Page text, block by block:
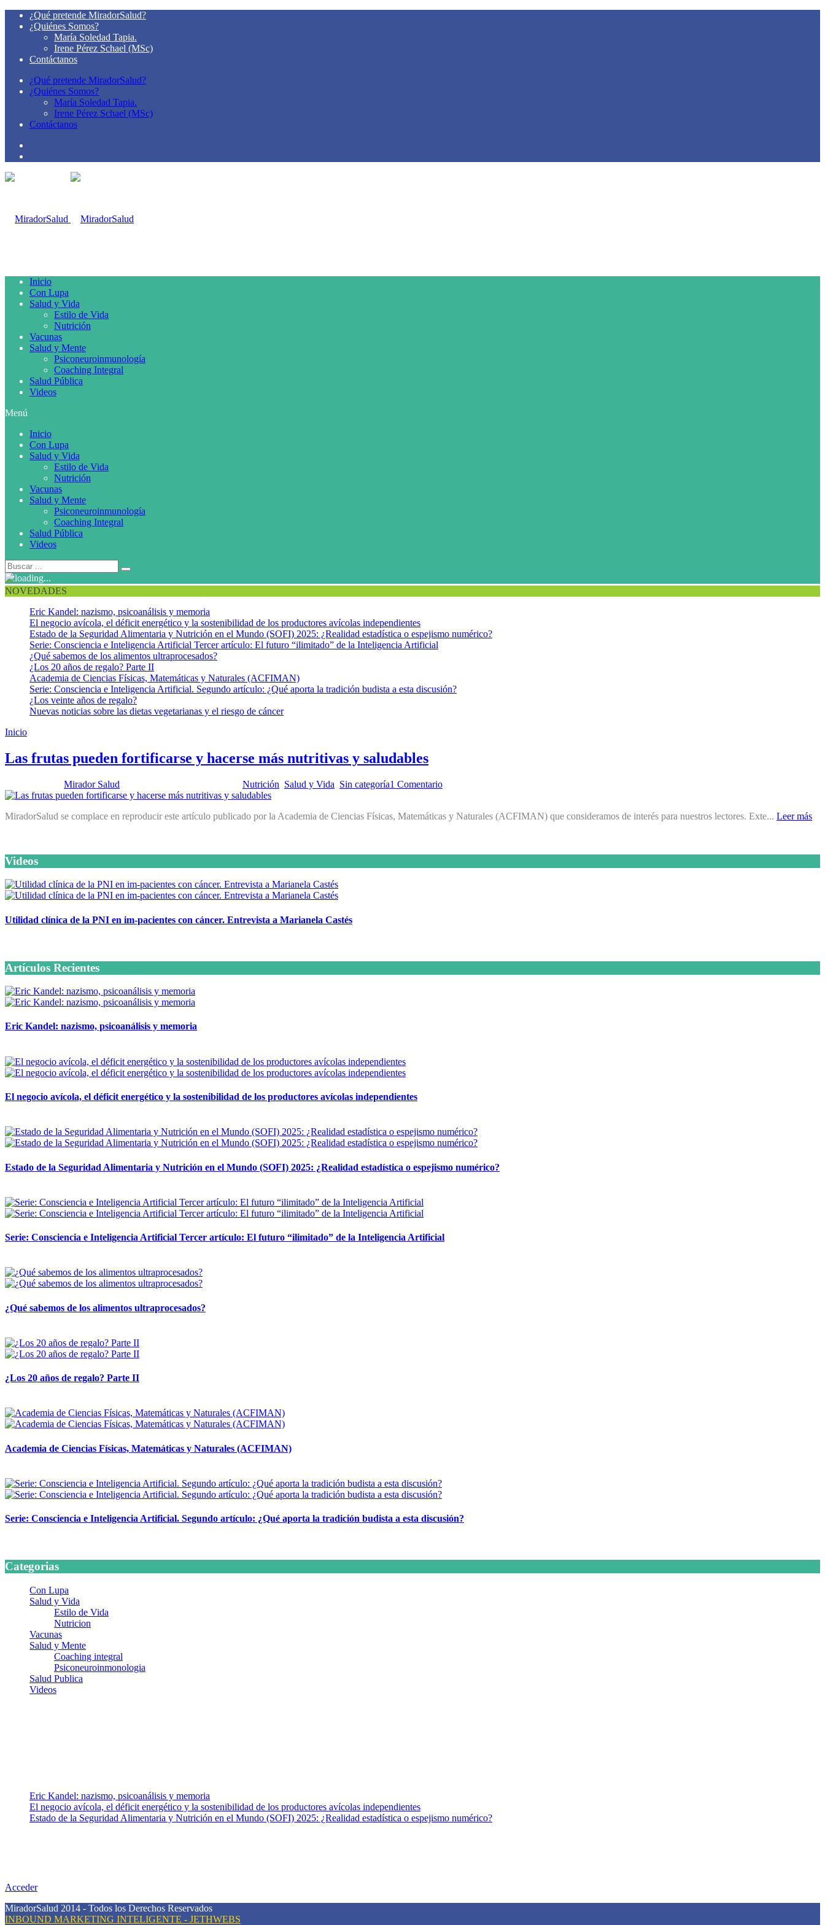
¿Qué pretende MiradorSalud?
¿Quiénes Somos?
María Soledad Tapia.
Irene Pérez Schael (MSc)
Contáctanos
¿Qué pretende MiradorSalud?
¿Quiénes Somos?
María Soledad Tapia.
Irene Pérez Schael (MSc)
Contáctanos
Inicio
Con Lupa
Salud y Vida
Estilo de Vida
Nutrición
Vacunas
Salud y Mente
Psiconeuroinmunología
Coaching Integral
Salud Pública
Videos
Menú
Inicio
Con Lupa
Salud y Vida
Estilo de Vida
Nutrición
Vacunas
Salud y Mente
Psiconeuroinmunología
Coaching Integral
Salud Pública
Videos
NOVEDADES
Eric Kandel: nazismo, psicoanálisis y memoria
El negocio avícola, el déficit energético y la sostenibilidad de los productores avícolas independientes
Estado de la Seguridad Alimentaria y Nutrición en el Mundo (SOFI) 2025: ¿Realidad estadística o espejismo numérico?
Serie: Consciencia e Inteligencia Artificial Tercer artículo: El futuro “ilimitado” de la Inteligencia Artificial
¿Qué sabemos de los alimentos ultraprocesados?
¿Los 20 años de regalo? Parte II
Academia de Ciencias Físicas, Matemáticas y Naturales (ACFIMAN)
Serie: Consciencia e Inteligencia Artificial. Segundo artículo: ¿Qué aporta la tradición budista a esta discusión?
¿Los veinte años de regalo?
Nuevas noticias sobre las dietas vegetarianas y el riesgo de cáncer
Inicio
Las frutas pueden fortificarse y hacerse más nutritivas y saludables
Mirador Salud Nutrición Salud y Vida Sin categoría1 Comentario
MiradorSalud se complace en reproducir este artículo publicado por la Academia de Ciencias Físicas, Matemáticas y Naturales (ACFIMAN) que consideramos de interés para nuestros lectores. Exte... Leer más
Videos
Utilidad clínica de la PNI en im-pacientes con cáncer. Entrevista a Marianela Castés
Artículos Recientes
Eric Kandel: nazismo, psicoanálisis y memoria
El negocio avícola, el déficit energético y la sostenibilidad de los productores avícolas independientes
Estado de la Seguridad Alimentaria y Nutrición en el Mundo (SOFI) 2025: ¿Realidad estadística o espejismo numérico?
Serie: Consciencia e Inteligencia Artificial Tercer artículo: El futuro “ilimitado” de la Inteligencia Artificial
¿Qué sabemos de los alimentos ultraprocesados?
¿Los 20 años de regalo? Parte II
Academia de Ciencias Físicas, Matemáticas y Naturales (ACFIMAN)
Serie: Consciencia e Inteligencia Artificial. Segundo artículo: ¿Qué aporta la tradición budista a esta discusión?
Categorias
Con Lupa
Salud y Vida
Estilo de Vida
Nutricion
Vacunas
Salud y Mente
Coaching integral
Psiconeuroinmonologia
Salud Publica
Videos
Eric Kandel: nazismo, psicoanálisis y memoria
El negocio avícola, el déficit energético y la sostenibilidad de los productores avícolas independientes
Estado de la Seguridad Alimentaria y Nutrición en el Mundo (SOFI) 2025: ¿Realidad estadística o espejismo numérico?
Acceder
MiradorSalud 2014 - Todos los Derechos Reservados
INBOUND MARKETING INTELIGENTE - JETHWEBS